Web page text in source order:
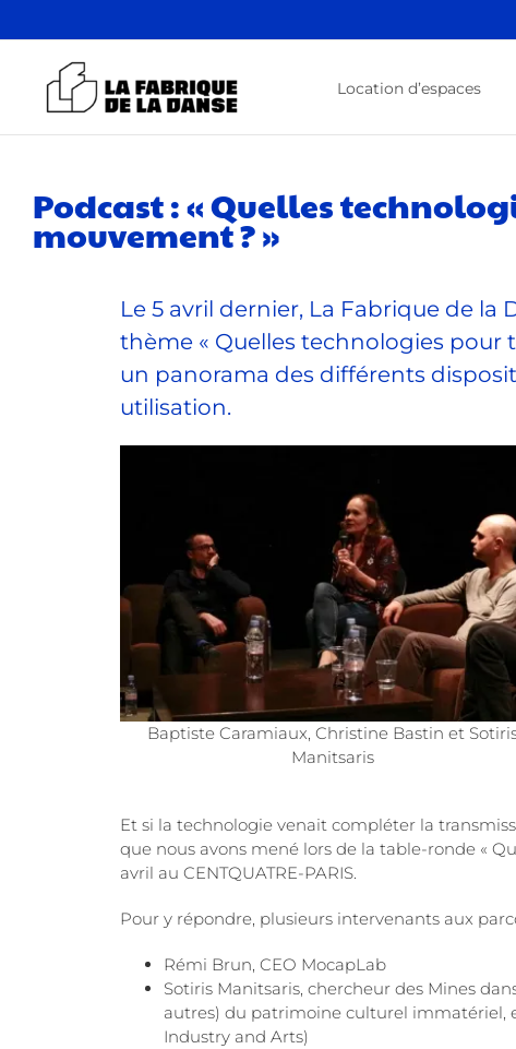
au
Location d’espaces
Podcast : « Quelles
mouvement ? »
Le 5 avril dernier, La Fabrique de
thème « Quelles technologies pour
un panorama des différents
utilisation.
Baptiste Caramiaux, Christine Bastin et
Manitsaris
Et si la technologie venait compléter la
que nous avons mené lors de la table-ronde «
avril au CENTQUATRE-PARIS.
Pour y répondre, plusieurs intervenants aux
Rémi Brun, CEO MocapLab
Sotiris Manitsaris, chercheur des Mines
autres) du patrimoine culturel immatériel,
Industry and Arts)